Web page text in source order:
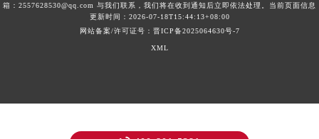
箱：2557628530@qq.com 与我们联系，我们将在收到通知后立即依法处理。当前页面信息
更新时间：2026-07-18T15:44:13+08:00
网站备案/许可证号：晋ICP备2025064630号-7
XML